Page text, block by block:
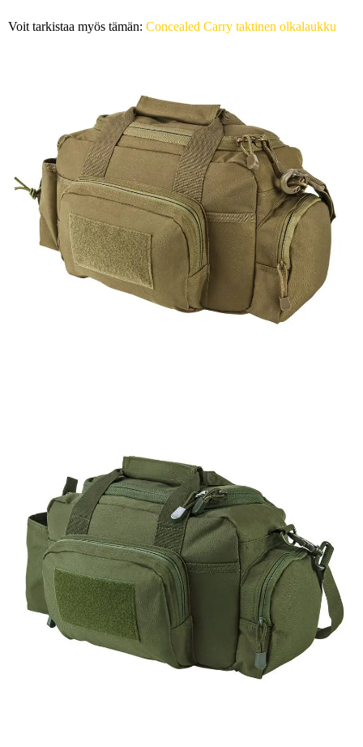
Voit tarkistaa myös tämän: Concealed Carry taktinen olkalaukku